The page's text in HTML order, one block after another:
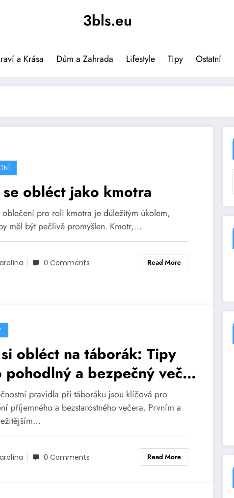
3bls.eu
a Krása Dům a Zahrada Lifestyle Tipy Ostatní
se obléct jako kmotra
pro roli kmotra je důležitým úkolem,
měl být pečlivě promyšlen. Kmotr,…
0 Comments Read More
obléct na táborák: Tipy
pohodlný a bezpečný večer
pravidla při táboráku jsou klíčová pro
příjemného a bezstarostného večera. Prvním a
0 Comments Read More